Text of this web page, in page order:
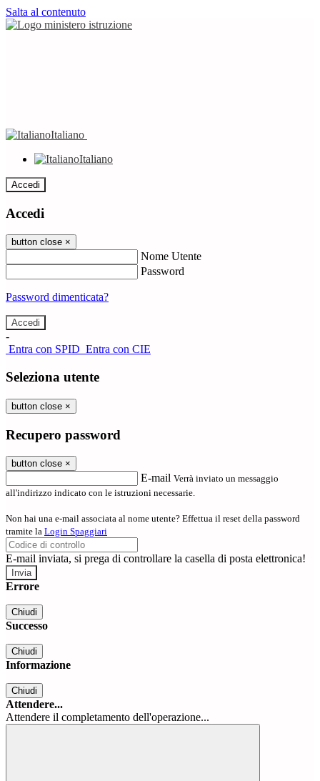
Salta al contenuto
Italiano
Italiano
Accedi
Accedi
button close ×
Nome Utente
Password
Password dimenticata?
-
Entra con SPID Entra con CIE
Seleziona utente
button close ×
Recupero password
button close ×
E-mail Verrà inviato un messaggio
all'indirizzo indicato con le istruzioni necessarie.
Non hai una e-mail associata al nome utente? Effettua il reset della password
tramite la Login Spaggiari
E-mail inviata, si prega di controllare la casella di posta elettronica!
Errore
Chiudi
Successo
Chiudi
Informazione
Chiudi
Attendere...
Attendere il completamento dell'operazione...